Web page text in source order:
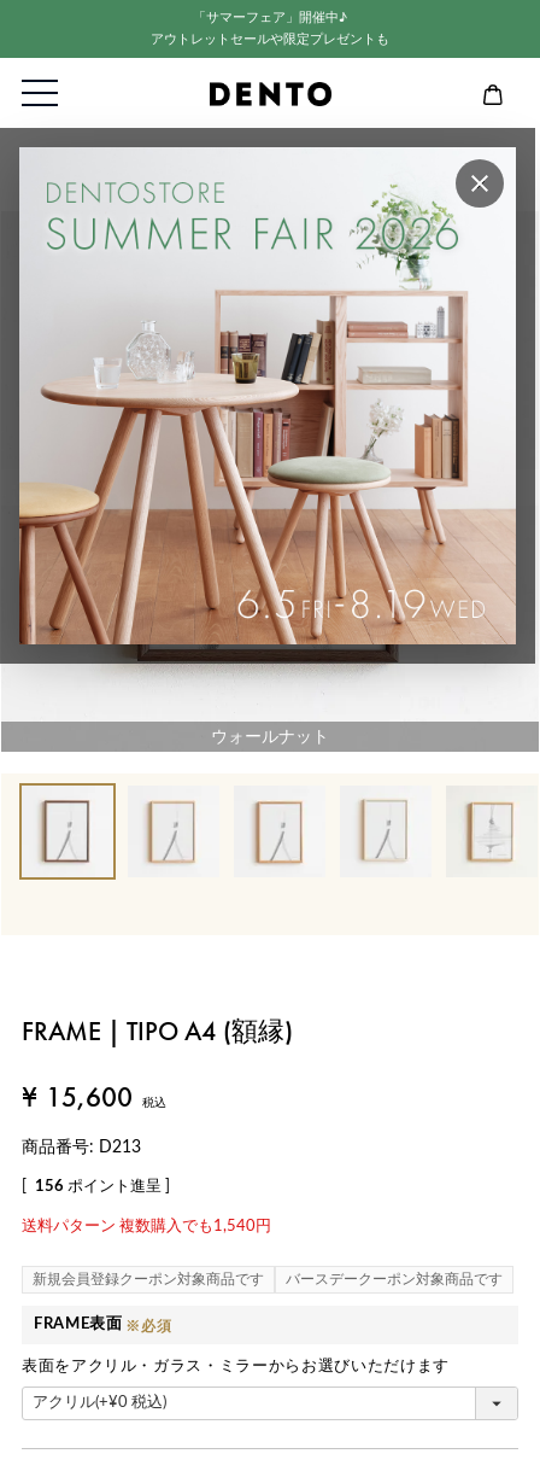
「サマーフェア」開催中♪
アウトレットセールや限定プレゼントも
×
ウォールナット
FRAME | TIPO A4 (額縁)
¥ 15,600 税込
商品番号 D213
156 ポイント進呈 ]
送料パターン 複数購入でも1,540円
新規会員登録クーポン対象商品です バースデークーポン対象商品です
FRAME表面
表面をアクリル・ガラス・ミラーからお選びいただけます